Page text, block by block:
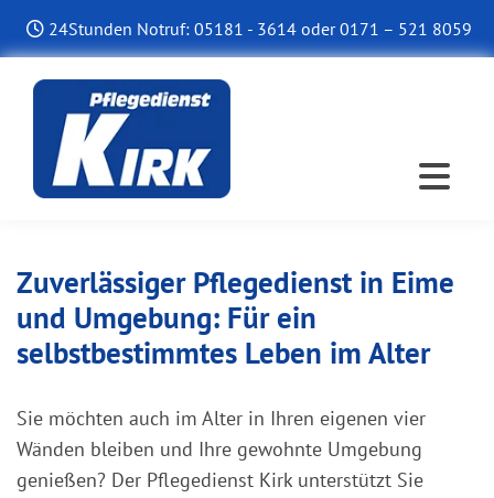
Zum Inhalt springen
 24Stunden Notruf: 05181 - 3614 oder0171 – 521 8059
Zuverlässiger Pflegedienst in Eime
und Umgebung: Für ein
selbstbestimmtes Leben im Alter
Sie möchten auch im Alter in Ihren eigenen vier
Wänden bleiben und Ihre gewohnte Umgebung
genießen? Der Pflegedienst Kirk unterstützt Sie